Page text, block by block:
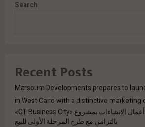
Search
Recent Posts
Marsoum Developments prepares to
in West Cairo with a distinctive marketing
جولدن تاون تبدأ أعمال الإنشاءات بمشروع «GT Business City»
بالتزامن مع طرح المرحلة الأولى للبيع